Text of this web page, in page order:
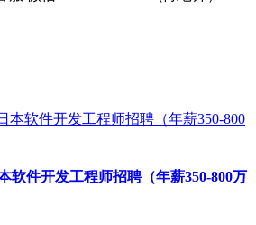
软件开发工程师招聘（年薪350-800万